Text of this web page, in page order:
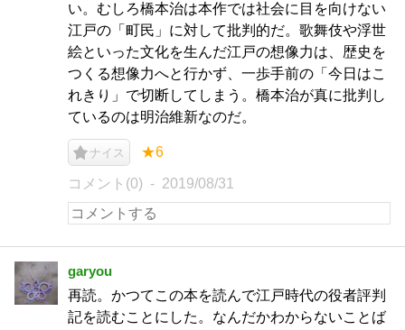
い。むしろ橋本治は本作では社会に目を向けない
江戸の「町民」に対して批判的だ。歌舞伎や浮世
絵といった文化を生んだ江戸の想像力は、歴史を
つくる想像力へと行かず、一歩手前の「今日はこ
れきり」で切断してしまう。橋本治が真に批判し
ているのは明治維新なのだ。
ナイス ★6
コメント(0) 2019/08/31
garyou
再読。かつてこの本を読んで江戸時代の役者評判
記を読むことにした。なんだかわからないことば